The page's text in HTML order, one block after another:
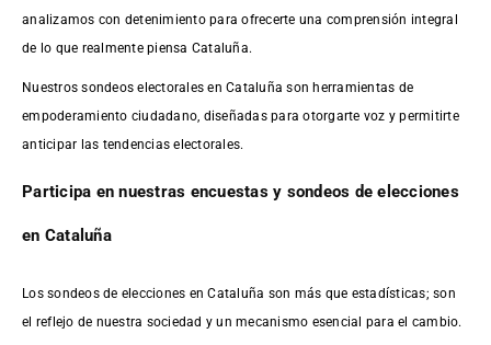
analizamos con detenimiento para ofrecerte una comprensión integral
de lo que realmente piensa Cataluña.
Nuestros sondeos electorales en Cataluña son herramientas de
empoderamiento ciudadano, diseñadas para otorgarte voz y permitirte
anticipar las tendencias electorales.
Participa en nuestras encuestas y sondeos de elecciones
en Cataluña
Los sondeos de elecciones en Cataluña son más que estadísticas; son
el reflejo de nuestra sociedad y un mecanismo esencial para el cambio.